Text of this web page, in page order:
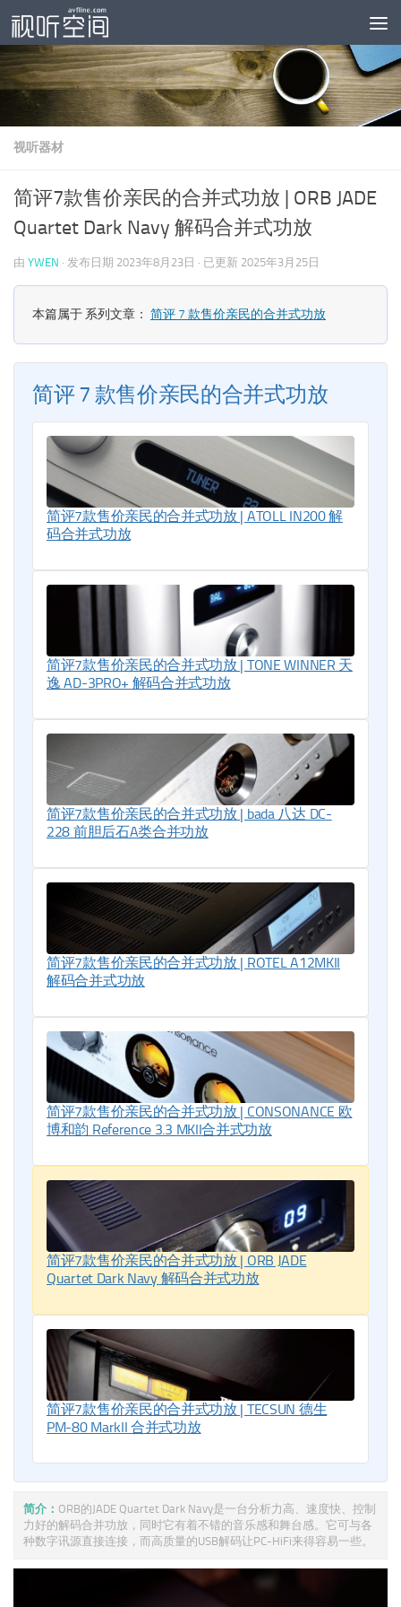
跳至内容
视听器材
简评7款售价亲民的合并式功放 | ORB JADE
Quartet Dark Navy 解码合并式功放
由 YWEN · 发布日期 2023年8月23日 · 已更新 2025年3月25日
本篇属于 系列文章： 简评 7 款售价亲民的合并式功放
简评 7 款售价亲民的合并式功放
简评7款售价亲民的合并式功放 | ATOLL IN200 解
码合并式功放
简评7款售价亲民的合并式功放 | TONE WINNER 天
逸 AD-3PRO+ 解码合并式功放
简评7款售价亲民的合并式功放 | bada 八达 DC-
228 前胆后石A类合并功放
简评7款售价亲民的合并式功放 | ROTEL A12MKII
解码合并式功放
简评7款售价亲民的合并式功放 | CONSONANCE 欧
博和韵 Reference 3.3 MKII合并式功放
简评7款售价亲民的合并式功放 | ORB JADE
Quartet Dark Navy 解码合并式功放
简评7款售价亲民的合并式功放 | TECSUN 德生
PM-80 MarkII 合并式功放
简介： ORB的JADE Quartet Dark Navy是一台分析力高、速度快、控制
力好的解码合并功放，同时它有着不错的音乐感和舞台感。它可与各
种数字讯源直接连接，而高质量的USB解码让PC-HiFi来得容易一些。